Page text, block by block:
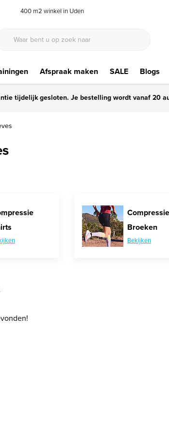
400 m2 winkel in Uden
Afspraak maken SALE Blogs
tijdelijk gesloten. Je bestelling wordt vanaf 20
Compressie
Broeken
Bekijken